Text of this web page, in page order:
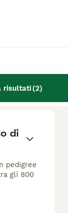
risultati(2)
di
pedigree
gli 800